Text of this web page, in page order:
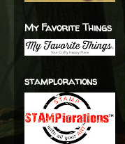
My Favorite Things
stamplorations